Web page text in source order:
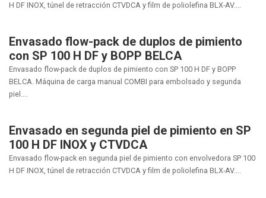
H DF INOX, túnel de retracción CTVDCA y film de poliolefina BLX-AV....
Envasado flow-pack de duplos de pimiento
con SP 100 H DF y BOPP BELCA
Envasado flow-pack de duplos de pimiento con SP 100 H DF y BOPP
BELCA. Máquina de carga manual COMBI para embolsado y segunda
piel....
Envasado en segunda piel de pimiento en SP
100 H DF INOX y CTVDCA
Envasado flow-pack en segunda piel de pimiento con envolvedora SP 100
H DF INOX, túnel de retracción CTVDCA y film de poliolefina BLX-AV....